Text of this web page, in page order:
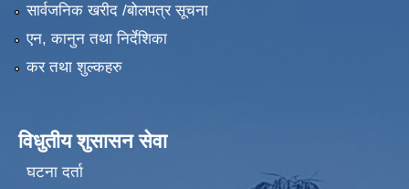
सार्वजनिक खरीद /बोलपत्र सूचना
एन, कानुन तथा निर्देशिका
कर तथा शुल्कहरु
विधुतीय शुसासन सेवा
घटना दर्ता